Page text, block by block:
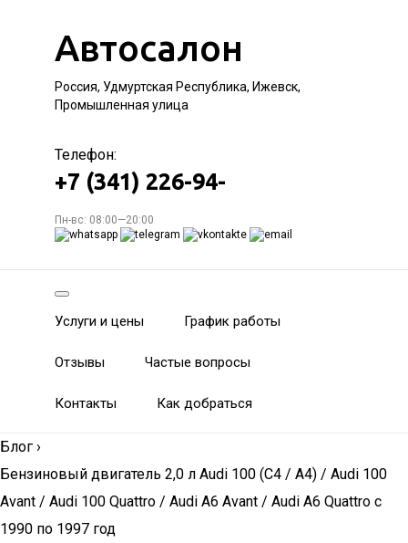
Автосалон
Россия, Удмуртская Республика, Ижевск,
Промышленная улица
Телефон:
+7 (341) 226-94-
Пн-вс: 08:00—20:00
Услуги и цены График работы
Отзывы Частые вопросы
Контакты Как добраться
Блог ›
Бензиновый двигатель 2,0 л Audi 100 (C4 / A4) / Audi 100
Avant / Audi 100 Quattro / Audi A6 Avant / Audi A6 Quattro с
1990 по 1997 год